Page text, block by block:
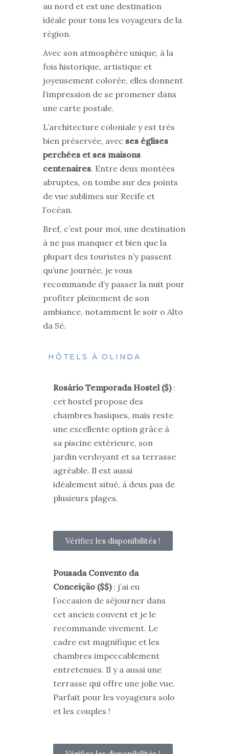
au nord et est une destination
idéale pour tous les voyageurs de la
région.
Avec son atmosphère unique, à la
fois historique, artistique et
joyeusement colorée, elles donnent
l’impression de se promener dans
une carte postale.
L’architecture coloniale y est très
bien préservée, avec ses églises
perchées et ses maisons
centenaires. Entre deux montées
abruptes, on tombe sur des points
de vue sublimes sur Recife et
l’océan.
Bref, c’est pour moi, une destination
à ne pas manquer et bien que la
plupart des touristes n’y passent
qu’une journée, je vous
recommande d’y passer la nuit pour
profiter pleinement de son
ambiance, notamment le soir o Alto
da Sé.
HÔTELS À OLINDA
Rosário Temporada Hostel ($):
cet hostel propose des
chambres basiques, mais reste
une excellente option grâce à
sa piscine extérieure, son
jardin verdoyant et sa terrasse
agréable. Il est aussi
idéalement situé, à deux pas de
plusieurs plages.
Vérifiez les disponibilités !
Pousada Convento da
Conceição ($$): j’ai eu
l’occasion de séjourner dans
cet ancien couvent et je le
recommande vivement. Le
cadre est magnifique et les
chambres impeccablement
entretenues. Il y a aussi une
terrasse qui offre une jolie vue.
Parfait pour les voyageurs solo
et les couples !